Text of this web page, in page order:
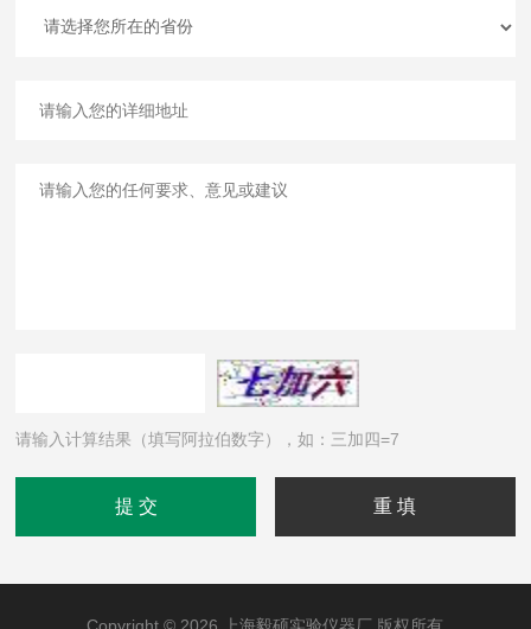
请输入计算结果（填写阿拉伯数字），如：三加四=7